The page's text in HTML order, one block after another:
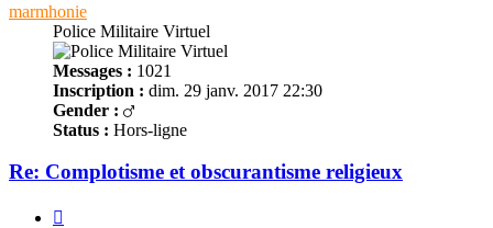
marmhonie
Police Militaire Virtuel
Messages : 1021
Inscription : dim. 29 janv. 2017 22:30
Gender :
Status : Hors-ligne
Re: Complotisme et obscurantisme religieux